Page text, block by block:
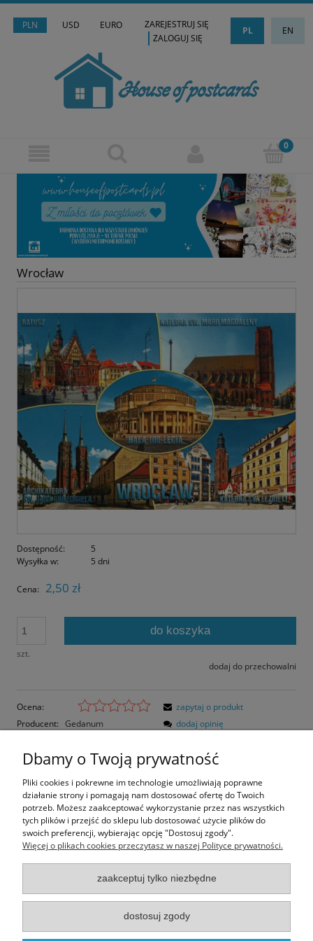
PLN USD EURO PL EN
ZAREJESTRUJ SIĘ
ZALOGUJ SIĘ
Wrocław
Dostępność:
5
Wysyłka w:
5 dni
Cena: 2,50 zł
szt.
do koszyka
dodaj do przechowalni
Ocena:
Producent: Gedanum
zapytaj o produkt
dodaj opinię
Opis
Opinie o produkcie (0)
Rozmiar pocztówki: 14,8x10,5 cm
Informacje
Moje konto
Dbamy o Twoją prywatność
Pliki cookies i pokrewne im technologie umożliwiają poprawne
działanie strony i pomagają nam dostosować ofertę do Twoich
potrzeb. Możesz zaakceptować wykorzystanie przez nas wszystkich
tych plików i przejść do sklepu lub dostosować użycie plików do
swoich preferencji, wybierając opcję "Dostosuj zgody".
Więcej o plikach cookies przeczytasz w naszej Polityce prywatności.
zaakceptuj tylko niezbędne
dostosuj zgody